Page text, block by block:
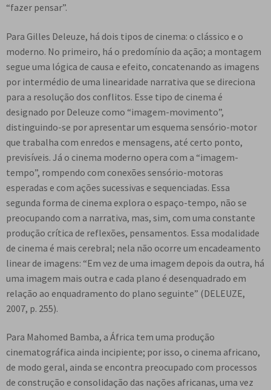
“fazer pensar”.
Para Gilles Deleuze, há dois tipos de cinema: o clássico e o
moderno. No primeiro, há o predomínio da ação; a montagem
segue uma lógica de causa e efeito, concatenando as imagens
por intermédio de uma linearidade narrativa que se direciona
para a resolução dos conflitos. Esse tipo de cinema é
designado por Deleuze como “imagem-movimento”,
distinguindo-se por apresentar um esquema sensório-motor
que trabalha com enredos e mensagens, até certo ponto,
previsíveis. Já o cinema moderno opera com a “imagem-
tempo”, rompendo com conexões sensório-motoras
esperadas e com ações sucessivas e sequenciadas. Essa
segunda forma de cinema explora o espaço-tempo, não se
preocupando com a narrativa, mas, sim, com uma constante
produção crítica de reflexões, pensamentos. Essa modalidade
de cinema é mais cerebral; nela não ocorre um encadeamento
linear de imagens: “Em vez de uma imagem depois da outra, há
uma imagem mais outra e cada plano é desenquadrado em
relação ao enquadramento do plano seguinte” (DELEUZE,
2007, p. 255).
Para Mahomed Bamba, a África tem uma produção
cinematográfica ainda incipiente; por isso, o cinema africano,
de modo geral, ainda se encontra preocupado com processos
de construção e consolidação das nações africanas, uma vez